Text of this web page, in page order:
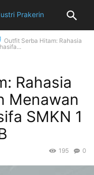
Outfit Serba Hitam: Rahasia
Rahasia
Menawan
SMKN 1
0
195